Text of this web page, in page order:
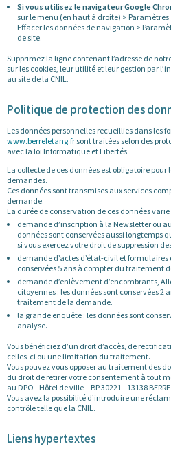
Si vous utilisez le navigateur Google
sur le menu (en haut à droite) >
Effacer les données de navigation >
de site.
Supprimez la ligne contenant l’adresse de
sur les cookies, leur utilité et leur gestion par
au site de la CNIL.
Politique de protection des
Les données personnelles recueillies dans les
www.berreletang.fr sont traitées selon des
avec la loi Informatique et Libertés.
La collecte de ces données est obligatoire
demandes.
Ces données sont transmises aux services
demande.
La durée de conservation de ces données
demande d’inscription à la Newsletter ou
données sont conservées aussi longtemps
si vous exercez votre droit de suppression
demande d’actes d’état-civil et
conservées 5 ans à compter du traitement
demande d’enlèvement d’encombrants,
citoyennes : les données sont conservées
traitement de la demande.
la grande enquête : les données sont
analyse.
Vous bénéficiez d’un droit d’accès, de
celles-ci ou une limitation du traitement.
Vous pouvez vous opposer au traitement des
du droit de retirer votre consentement à tout
au DPO - Hôtel de ville – BP 30221 - 13138
Vous avez la possibilité d’introduire une
contrôle telle que la CNIL.
Liens hypertextes